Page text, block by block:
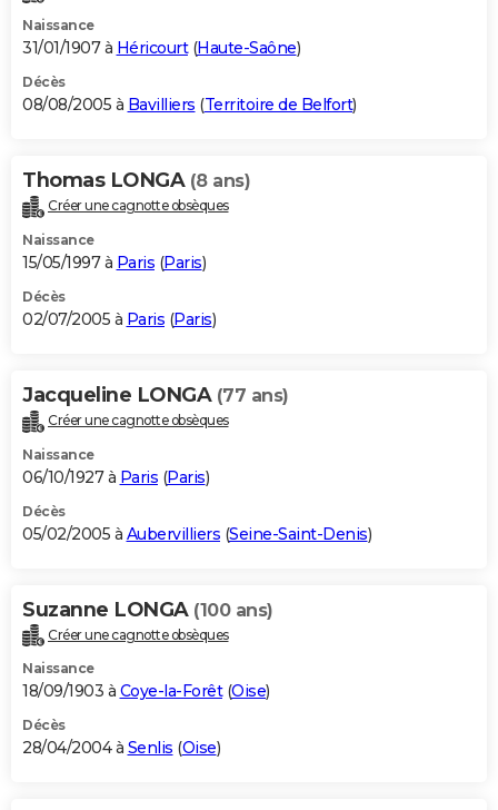
Naissance
31/01/1907 à Héricourt(Haute-Saône)
Décès
08/08/2005 à Bavilliers (Territoire de Belfort)
Thomas LONGA (8 ans)
Créer une cagnotte obsèques
Naissance
15/05/1997 à Paris (Paris)
Décès
02/07/2005 à Paris (Paris)
Jacqueline LONGA (77 ans)
Créer une cagnotte obsèques
Naissance
06/10/1927 à Paris (Paris)
Décès
05/02/2005 à Aubervilliers (Seine-Saint-Denis)
Suzanne LONGA (100 ans)
Créer une cagnotte obsèques
Naissance
18/09/1903 à Coye-la-Forêt(Oise)
Décès
28/04/2004 à Senlis (Oise)